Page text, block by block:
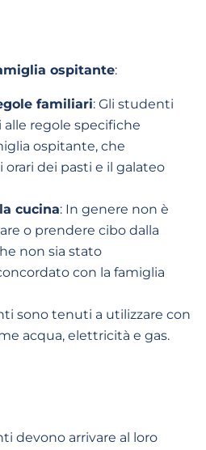
ospitante:
familiari: Gli studenti
regole specifiche
ospitante, che
dei pasti e il galateo
cucina: In genere non è
o prendere cibo dalla
non sia stato
con la famiglia
sono tenuti a utilizzare con
acqua, elettricità e gas.
devono arrivare al loro